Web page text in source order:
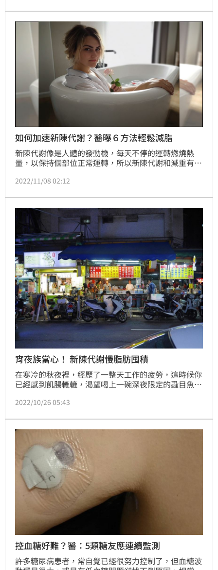
如何加速新陳代謝？醫曝６方法輕鬆減脂
新陳代謝像是人體的發動機，每天不停的運轉燃燒熱
量，以保持個部位正常運轉，所以新陳代謝和減重有很
的狀況，以下推薦六種方法，可以加速新陳代謝，輕鬆
2022/11/08 02:12
宵夜族當心！ 新陳代謝慢脂肪囤積
在寒冷的秋夜裡，經歷了一整天工作的疲勞，這時候你
已經感到飢腸轆轆，渴望喝上一碗深夜限定的蝨目魚
多在地美食，無論多晚都有熱騰騰的美食可以填飽肚
有一項研究表明，吃宵夜會減緩新陳代謝，讓你第二天
感到更飢餓，從而增加肥胖風險。
2022/10/26 05:43
控血糖好難？醫：5類糖友應連續監測
許多糖尿病患者，常自覺已經很努力控制了，但血糖波